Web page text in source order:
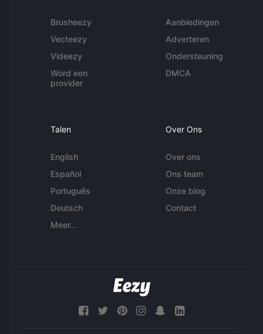
Brusheezy
Vecteezy
Videezy
Word een
provider
Aanbiedingen
Adverteren
Ondersteuning
DMCA
Talen
English
Español
Português
Deutsch
Meer...
Over Ons
Over ons
Ons team
Onze blog
Contact